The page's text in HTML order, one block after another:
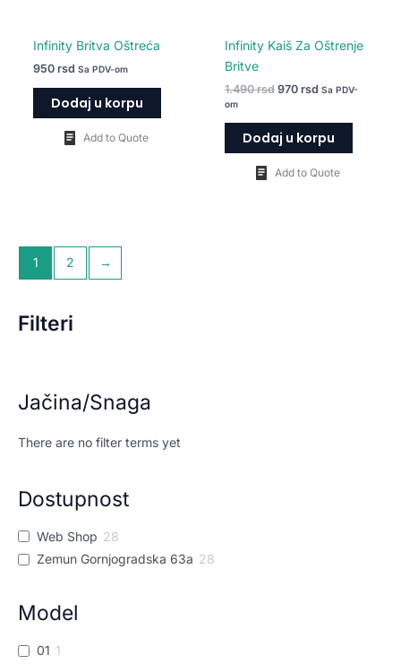
Filteri
Jačina/Snaga
There are no filter terms yet
Dostupnost
Web Shop 28
Zemun Gornjogradska 63a 28
Model
01 1
Infinity Britva Oštreća
950 rsd Sa PDV-om
Dodaj u korpu
Add to Quote
Infinity Kaiš Za Oštrenje
Britve
1.490rsd 970 rsd Sa PDV-
om
Dodaj u korpu
Add to Quote
1 2 →